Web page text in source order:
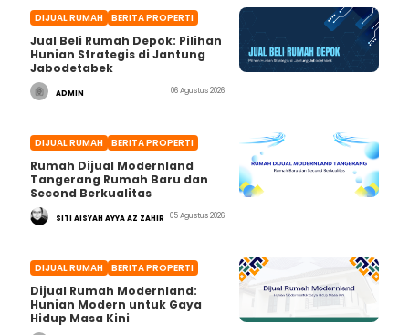
DIJUAL RUMAH BERITA PROPERTI
Jual Beli Rumah Depok: Pilihan
Hunian Strategis di Jantung
Jabodetabek
ADMIN 06 Agustus 2026
DIJUAL RUMAH BERITA PROPERTI
Rumah Dijual Modernland
Tangerang Rumah Baru dan
Second Berkualitas
SITI AISYAH AYYA AZ ZAHIR 05 Agustus 2026
DIJUAL RUMAH BERITA PROPERTI
Dijual Rumah Modernland:
Hunian Modern untuk Gaya
Hidup Masa Kini